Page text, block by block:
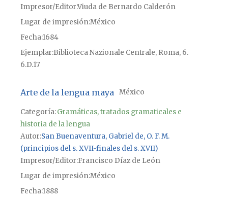
Impresor/EditorViuda de Bernardo Calderón
Lugar de impresiónMéxico
Fecha1684
Ejemplar Biblioteca Nazionale Centrale, Roma, 6.
6.D.17
Arte de la lengua maya México
Categoría:Gramáticas, tratados gramaticales e
historia de la lengua
Autor San Buenaventura, Gabriel de, O. F. M.
(principios del s. XVII-finales del s. XVII)
Impresor/Editor Francisco Díaz de León
Lugar de impresiónMéxico
Fecha1888